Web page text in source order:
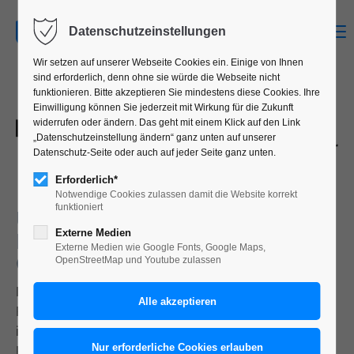
UMFANGREICHE BETEILIGUNG
DURCH DEN FACHBEREICH
GESTALTUNG
Im Rahmen der Kooperation der Stadt Trier mit dem
Fachbereich Gestaltung der Hochschule Trier finden
in diesem Jahr zum ersten Mal die Design- und
Datenschutzeinstellungen
Wir setzen auf unserer Webseite Cookies ein. Einige von Ihnen
sind erforderlich, denn ohne sie würde die Webseite nicht
funktionieren. Bitte akzeptieren Sie mindestens diese Cookies. Ihre
Einwilligung können Sie jederzeit mit Wirkung für die Zukunft
widerrufen oder ändern. Das geht mit einem Klick auf den Link
„Datenschutzeinstellung ändern“ ganz unten auf unserer
Datenschutz-Seite oder auch auf jeder Seite ganz unten.
Erforderlich*
Notwendige Cookies zulassen damit die Website korrekt
funktioniert
Externe Medien
Externe Medien wie Google Fonts, Google Maps,
OpenStreetMap und Youtube zulassen